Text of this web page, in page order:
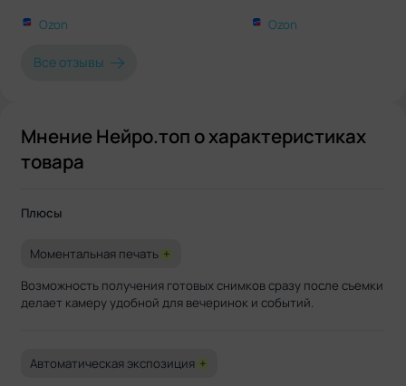
Ozon Ozon
Все отзывы
Мнение Нейро.топ о характеристиках
товара
Плюсы
Моментальная печать +
Возможность получения готовых снимков сразу после съемки
делает камеру удобной для вечеринок и событий.
Автоматическая экспозиция +